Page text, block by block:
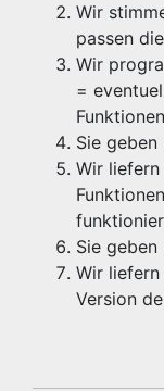
Wir
passen
Wir
=
Sie geben
Wir liefern
Sie geben
Wir liefern
Version